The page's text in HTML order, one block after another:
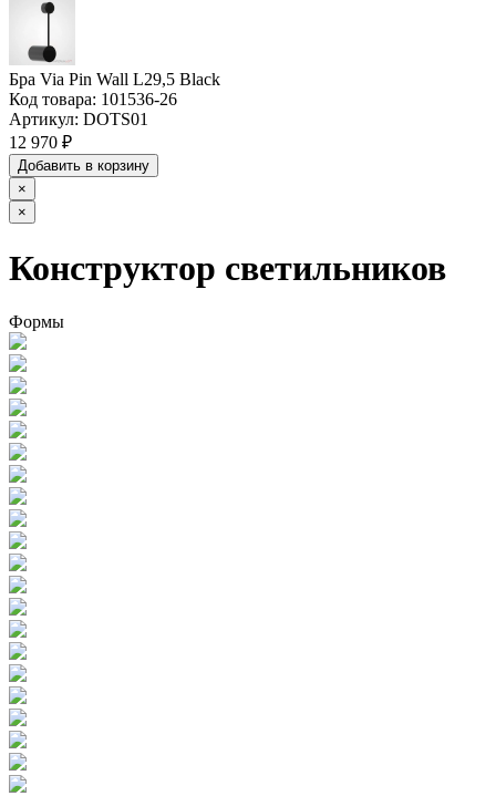
Бра Via Pin Wall L29,5 Black
Код товара: 101536-26
Артикул: DOTS01
12 970 ₽
Добавить в корзину
×
×
Конструктор светильников
Формы